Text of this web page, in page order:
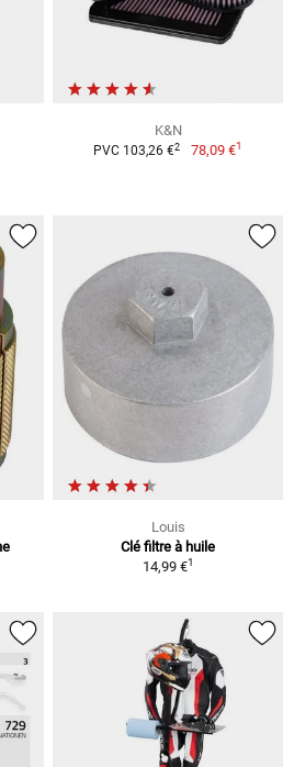
K&N
PVC 103,26 €2 78,09 €1
Louis
Clé filtre à huile
14,99 €1